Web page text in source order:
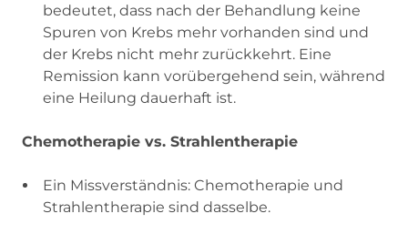
bedeutet, dass nach der Behandlung keine
Spuren von Krebs mehr vorhanden sind und
der Krebs nicht mehr zurückkehrt. Eine
Remission kann vorübergehend sein, während
eine Heilung dauerhaft ist.
Chemotherapie vs. Strahlentherapie
Ein Missverständnis: Chemotherapie und
Strahlentherapie sind dasselbe.